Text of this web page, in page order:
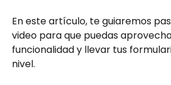
En este artículo, te guiaremos
video para que puedas
funcionalidad y llevar tus
nivel.